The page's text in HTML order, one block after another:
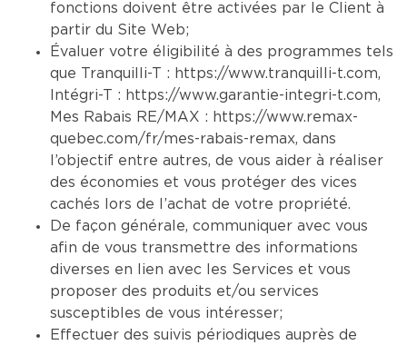
fonctions doivent être activées par le Client à
partir du Site Web;
Évaluer votre éligibilité à des programmes tels
que Tranquilli-T : https://www.tranquilli-t.com,
Intégri-T : https://www.garantie-integri-t.com,
Mes Rabais RE/MAX : https://www.remax-
quebec.com/fr/mes-rabais-remax, dans
l’objectif entre autres, de vous aider à réaliser
des économies et vous protéger des vices
cachés lors de l’achat de votre propriété.
De façon générale, communiquer avec vous
afin de vous transmettre des informations
diverses en lien avec les Services et vous
proposer des produits et/ou services
susceptibles de vous intéresser;
Effectuer des suivis périodiques auprès de